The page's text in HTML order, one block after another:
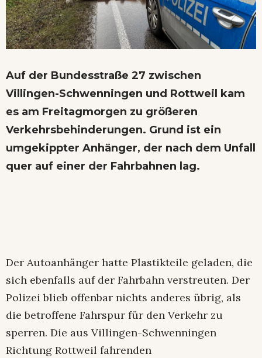
Auf der Bundesstraße 27 zwischen
Villingen-Schwenningen und Rottweil kam
es am Freitagmorgen zu größeren
Verkehrsbehinderungen. Grund ist ein
umgekippter Anhänger, der nach dem Unfall
quer auf einer der Fahrbahnen lag.
Der Autoanhänger hatte Plastikteile geladen, die
sich ebenfalls auf der Fahrbahn verstreuten. Der
Polizei blieb offenbar nichts anderes übrig, als
die betroffene Fahrspur für den Verkehr zu
sperren. Die aus Villingen-Schwenningen
Richtung Rottweil fahrenden